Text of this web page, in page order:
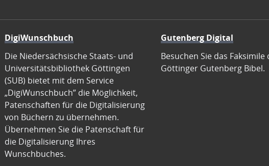
DigiWunschbuch
Die Niedersächsische Staats- und
Universitätsbibliothek Göttingen
(SUB) bietet mit dem Service
„DigiWunschbuch” die Möglichkeit,
Patenschaften für die Digitalisierung
von Büchern zu übernehmen.
Übernehmen Sie die Patenschaft für
die Digitalisierung Ihres
Wunschbuches.
Gutenberg Digital
Besuchen Sie das Faksimile
Göttinger Gutenberg Bibel.